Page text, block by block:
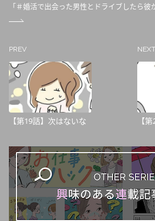
「＃婚活で出会った男性とドライブしたら
PREV
【第19話】次はないな
NEXT
【